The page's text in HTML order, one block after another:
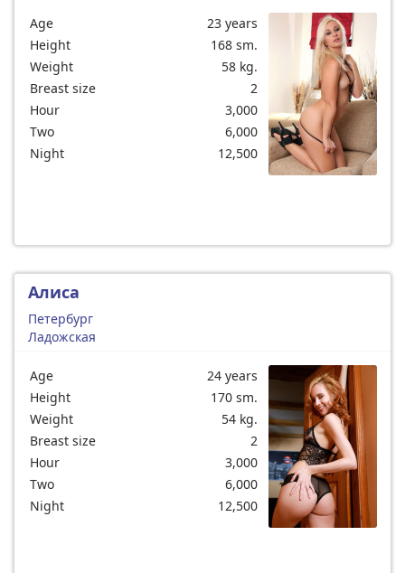
Age
23 years
Height
168 sm.
Weight
58 kg.
Breast size
2
Hour
3,000
Two
6,000
Night
12,500
Алиса
Петербург
Ладожская
Age
24 years
Height
170 sm.
Weight
54 kg.
Breast size
2
Hour
3,000
Two
6,000
Night
12,500